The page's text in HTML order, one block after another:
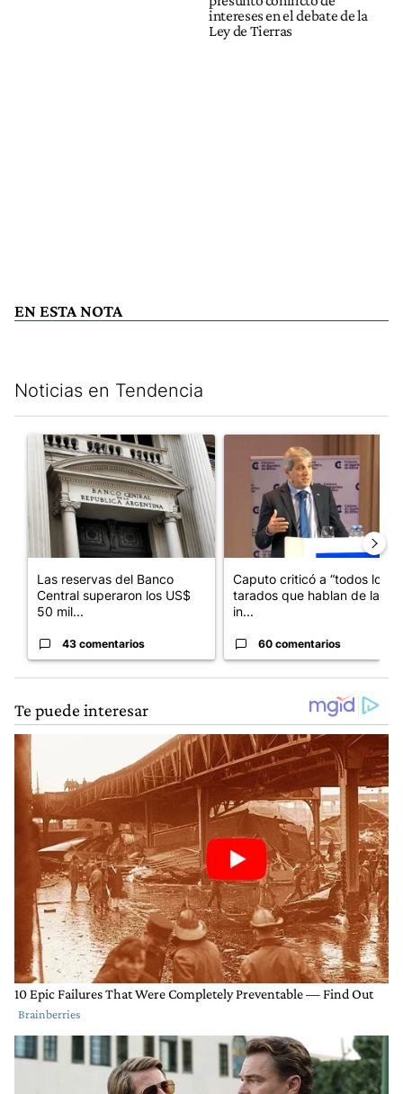
intereses en el debate de la
Ley de Tierras
EN ESTA NOTA
Noticias en Tendencia
Un artículo de tendencia con el título "Las reservas del Banco
Las reservas del Banco
Central superaron los US$
50 mil...
43 comentarios
Caputo criticó a “todos los
tarados que hablan de la
in...
60 comentarios